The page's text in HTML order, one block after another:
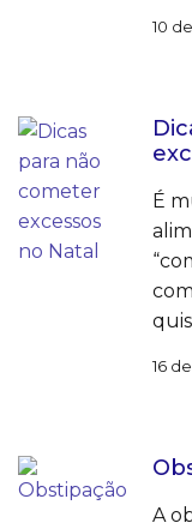
10
É
16
A